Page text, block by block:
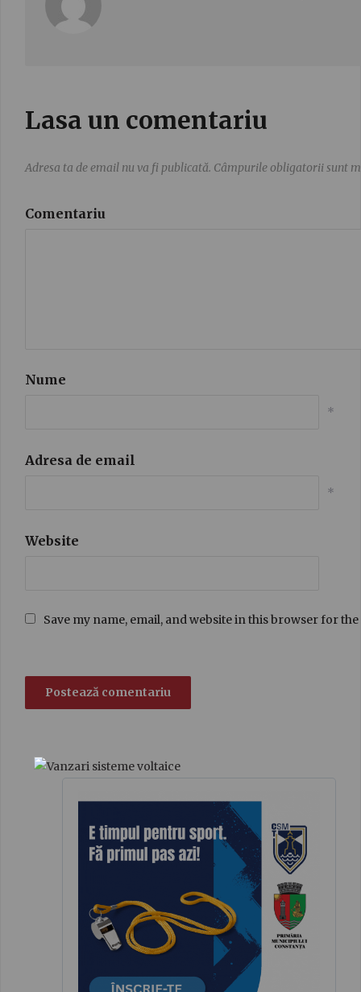
Lasa un comentariu
Adresa ta de email nu va fi publicată. Câmpurile obligatorii sunt
Comentariu
Nume
*
Adresa de email
*
Website
Save my name, email, and website in this browser for